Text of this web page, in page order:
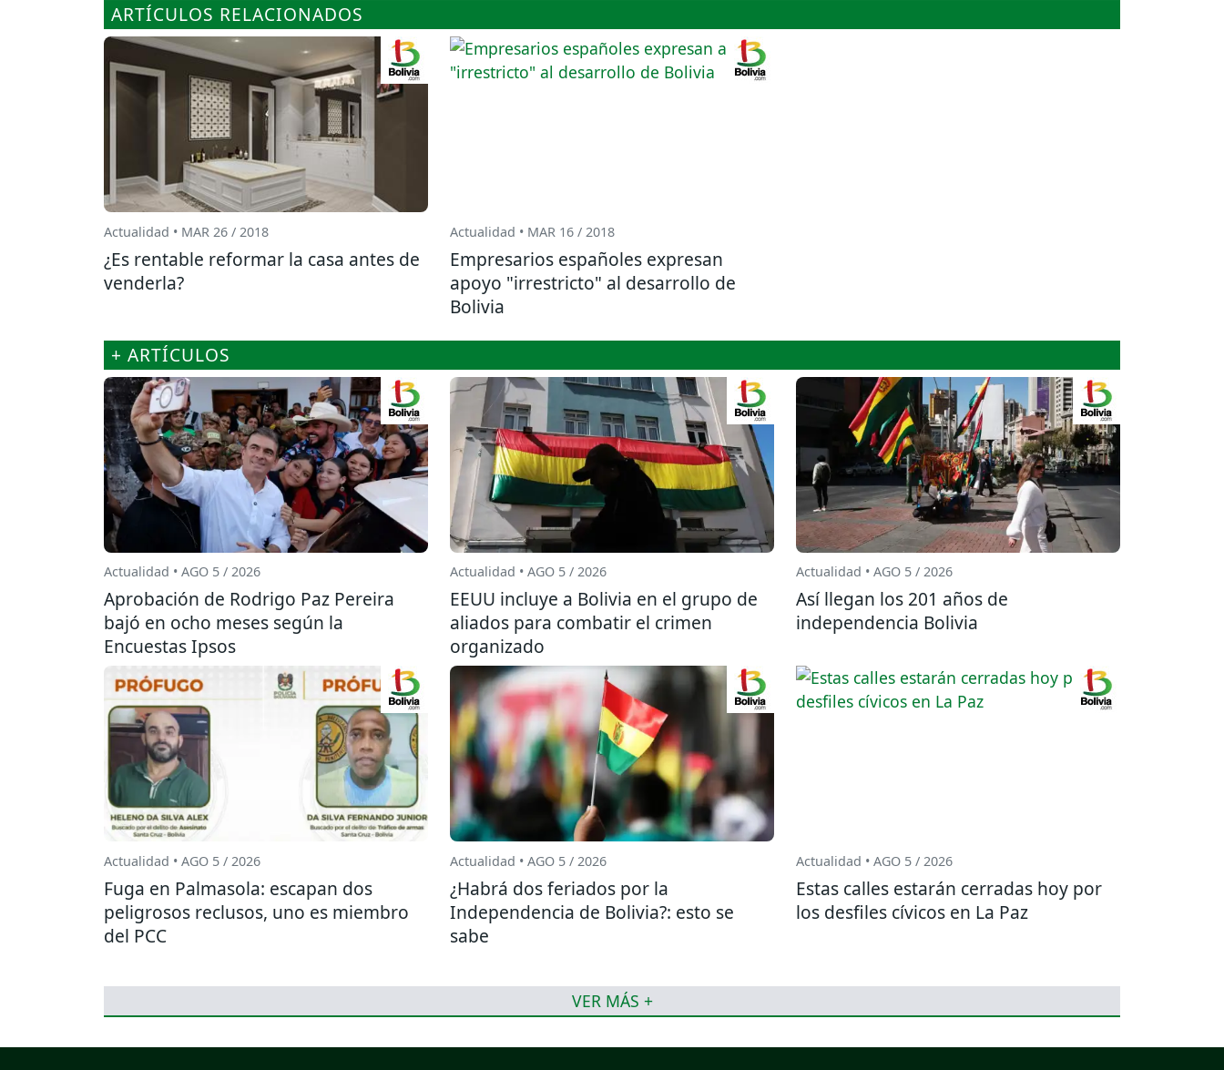
ARTÍCULOS RELACIONADOS
Actualidad • MAR 26 / 2018
¿Es rentable reformar la casa antes de
venderla?
Actualidad • MAR 16 / 2018
Empresarios españoles expresan
apoyo "irrestricto" al desarrollo de
Bolivia
+ ARTÍCULOS
Actualidad • AGO 5 / 2026
Aprobación de Rodrigo Paz Pereira
bajó en ocho meses según la
Encuestas Ipsos
Actualidad • AGO 5 / 2026
EEUU incluye a Bolivia en el grupo de
aliados para combatir el crimen
organizado
Actualidad • AGO 5 / 2026
Así llegan los 201 años de
independencia Bolivia
Actualidad • AGO 5 / 2026
Fuga en Palmasola: escapan dos
peligrosos reclusos, uno es miembro
del PCC
Actualidad • AGO 5 / 2026
¿Habrá dos feriados por la
Independencia de Bolivia?: esto se
sabe
Actualidad • AGO 5 / 2026
Estas calles estarán cerradas hoy por
los desfiles cívicos en La Paz
VER MÁS +